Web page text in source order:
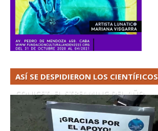
ASÍ SE DESPIDIERON LOS
CONICET. EL STREAMING DEL AÑO